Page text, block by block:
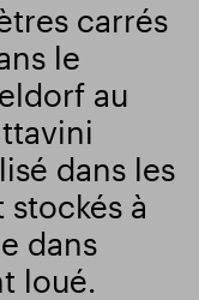
carrés
le
au
dans les
à
dans
loué.